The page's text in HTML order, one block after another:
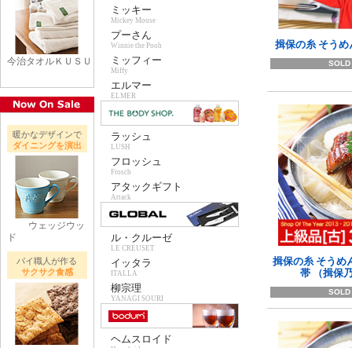
今治タオルＫＵＳＵ
暖かなデザインで
ダイニングを演出
ウェッジウッ
ド
パイ職人が作る
サクサク食感
ミッキー
Mickey Mouse
プーさん
Winnie the Pooh
ミッフィー
Miffy
エルマー
ELMER
ラッシュ
LUSH
フロッシュ
Frosch
アタックギフト
Attack
ル・クルーゼ
LE CREUSET
イッタラ
ITALLA
柳宗理
YANAGI SOURI
ヘムスロイド
揖保の糸 そう
SOLD
揖保の糸 そうめ
帯 （揖保
SOLD